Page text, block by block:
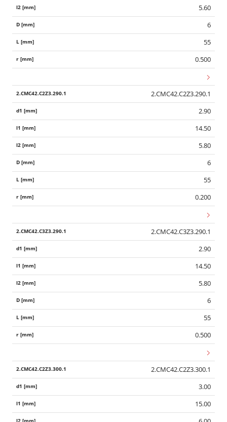
5.60
6
55
0.500
2.CMC42.C2Z3.290.1
2.90
14.50
5.80
6
55
0.200
2.CMC42.C3Z3.290.1
2.90
14.50
5.80
6
55
0.500
2.CMC42.C2Z3.300.1
3.00
15.00